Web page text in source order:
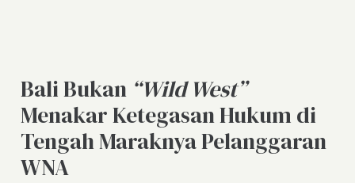
Bali Bukan “Wild West”
Menakar Ketegasan Hukum di
Tengah Maraknya Pelanggaran
WNA